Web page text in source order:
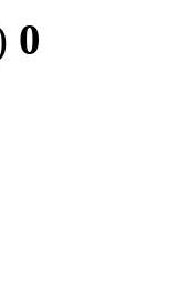
0